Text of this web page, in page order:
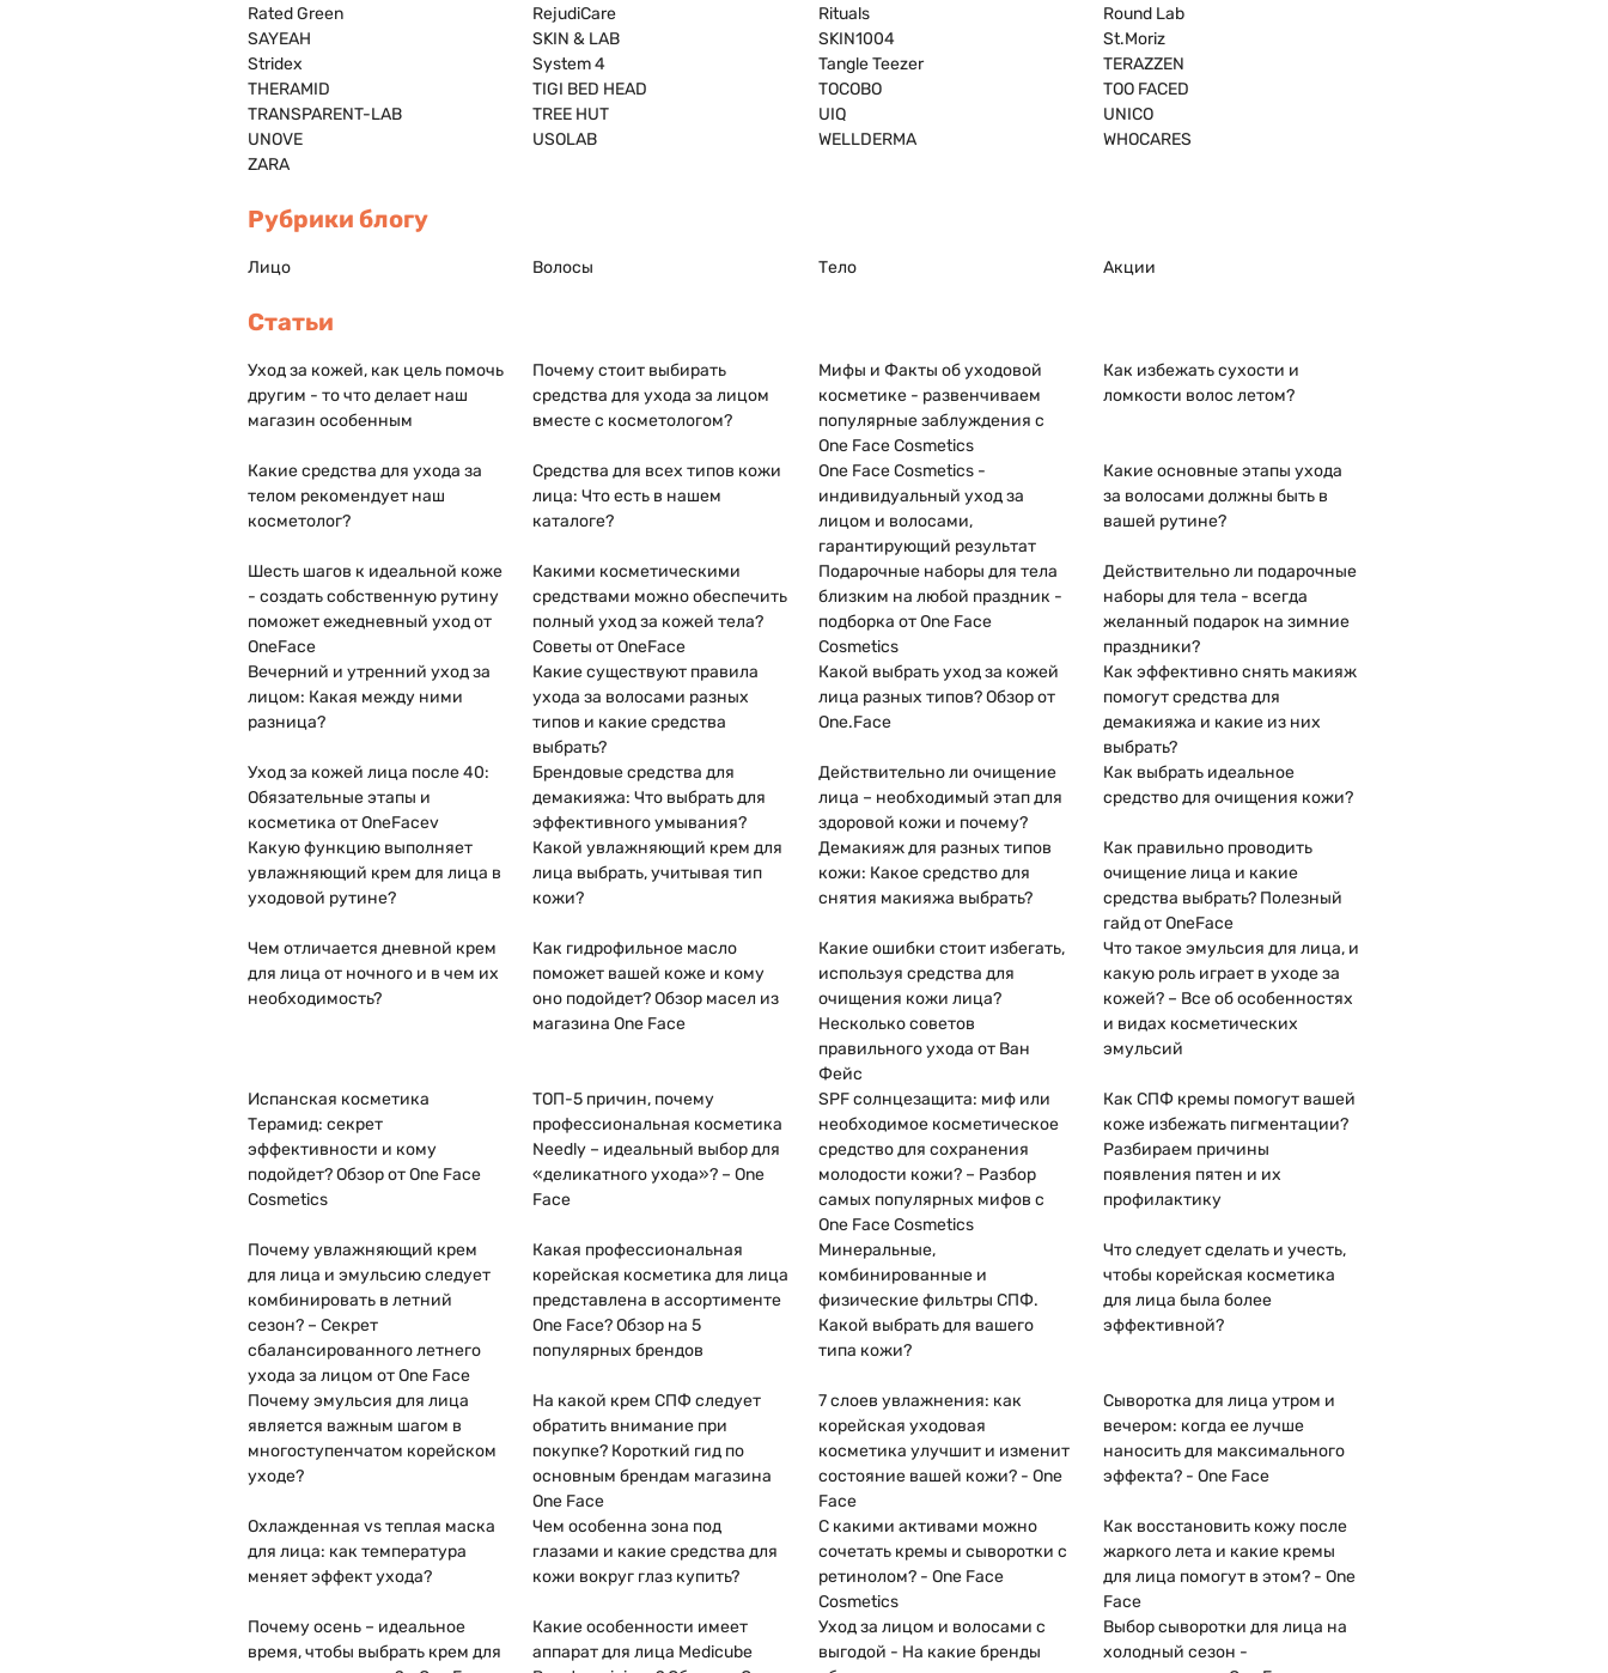
Rated Green
RejudiCare Rituals
Round Lab
SAYEAH
SKIN & LAB SKIN1004
St.Moriz
Stridex
System 4 Tangle Teezer
TERAZZEN
THERAMID
TIGI BED HEAD TOCOBO
TOO FACED
TRANSPARENT-LAB
TREE HUT UIQ
UNICO
UNOVE
USOLAB WELLDERMA
WHOCARES
ZARA
Рубрики блогу
Лицо Волосы Тело Акции
Статьи
Уход за кожей, как цель помочь
другим - то что делает наш
магазин особенным
Почему стоит выбирать
средства для ухода за лицом
вместе с косметологом?
Мифы и Факты об уходовой
косметике - развенчиваем
популярные заблуждения с
One Face Cosmetics
Как избежать сухости и
ломкости волос летом?
Какие средства для ухода за
телом рекомендует наш
косметолог?
Средства для всех типов кожи
лица: Что есть в нашем
каталоге?
One Face Cosmetics -
индивидуальный уход за
лицом и волосами,
гарантирующий результат
Какие основные этапы ухода
за волосами должны быть в
вашей рутине?
Шесть шагов к идеальной коже
- создать собственную рутину
поможет ежедневный уход от
OneFace
Какими косметическими
средствами можно обеспечить
полный уход за кожей тела?
Советы от OneFace
Подарочные наборы для тела
близким на любой праздник -
подборка от One Face
Cosmetics
Действительно ли подарочные
наборы для тела - всегда
желанный подарок на зимние
праздники?
Вечерний и утренний уход за
лицом: Какая между ними
разница?
Какие существуют правила
ухода за волосами разных
типов и какие средства
выбрать?
Какой выбрать уход за кожей
лица разных типов? Обзор от
One.Face
Как эффективно снять макияж
помогут средства для
демакияжа и какие из них
выбрать?
Уход за кожей лица после 40:
Обязательные этапы и
косметика от OneFacev
Брендовые средства для
демакияжа: Что выбрать для
эффективного умывания?
Действительно ли очищение
лица – необходимый этап для
здоровой кожи и почему?
Как выбрать идеальное
средство для очищения кожи?
Какую функцию выполняет
увлажняющий крем для лица в
уходовой рутине?
Какой увлажняющий крем для
лица выбрать, учитывая тип
кожи?
Демакияж для разных типов
кожи: Какое средство для
снятия макияжа выбрать?
Как правильно проводить
очищение лица и какие
средства выбрать? Полезный
гайд от OneFace
Чем отличается дневной крем
для лица от ночного и в чем их
необходимость?
Как гидрофильное масло
поможет вашей коже и кому
оно подойдет? Обзор масел из
магазина One Face
Какие ошибки стоит избегать,
используя средства для
очищения кожи лица?
Несколько советов
правильного ухода от Ван
Фейс
Что такое эмульсия для лица, и
какую роль играет в уходе за
кожей? – Все об особенностях
и видах косметических
эмульсий
Испанская косметика
Терамид: секрет
эффективности и кому
подойдет? Обзор от One Face
Cosmetics
ТОП-5 причин, почему
профессиональная косметика
Needly – ​​идеальный выбор для
«деликатного ухода»? – One
Face
SPF солнцезащита: миф или
необходимое косметическое
средство для сохранения
молодости кожи? – Разбор
самых популярных мифов с
One Face Cosmetics
Как СПФ кремы помогут вашей
коже избежать пигментации?
Разбираем причины
появления пятен и их
профилактику
Почему увлажняющий крем
для лица и эмульсию следует
комбинировать в летний
сезон? – Секрет
сбалансированного летнего
ухода за лицом от One Face
Какая профессиональная
корейская косметика для лица
представлена ​​в ассортименте
One Face? Обзор на 5
популярных брендов
Минеральные,
комбинированные и
физические фильтры СПФ.
Какой выбрать для вашего
типа кожи?
Что следует сделать и учесть,
чтобы корейская косметика
для лица была более
эффективной?
Почему эмульсия для лица
является важным шагом в
многоступенчатом корейском
уходе?
На какой крем СПФ следует
обратить внимание при
покупке? Короткий гид по
основным брендам магазина
One Face
7 слоев увлажнения: как
корейская уходовая
косметика улучшит и изменит
состояние вашей кожи? - One
Face
Сыворотка для лица утром и
вечером: когда ее лучше
наносить для максимального
эффекта? - One Face
Охлажденная vs теплая маска
для лица: как температура
меняет эффект ухода?
Чем особенна зона под
глазами и какие средства для
кожи вокруг глаз купить?
С какими активами можно
сочетать кремы и сыворотки с
ретинолом? - One Face
Cosmetics
Как восстановить кожу после
жаркого лета и какие кремы
для лица помогут в этом? - One
Face
Почему осень – идеальное
время, чтобы выбрать крем для
Какие особенности имеет
аппарат для лица Medicube
Уход за лицом и волосами с
выгодой - На какие бренды
Выбор сыворотки для лица на
холодный сезон -